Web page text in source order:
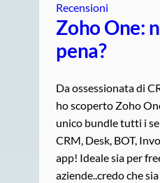
Recensioni
Zoho One:
pena?
Da ossessionata di
ho scoperto Zoho
unico bundle tutti i
CRM, Desk, BOT,
app! Ideale sia per
aziende..credo che